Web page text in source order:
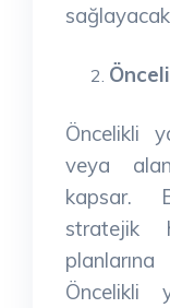
Öncelikli
veya
kapsar.
stratejik
Öncelikli